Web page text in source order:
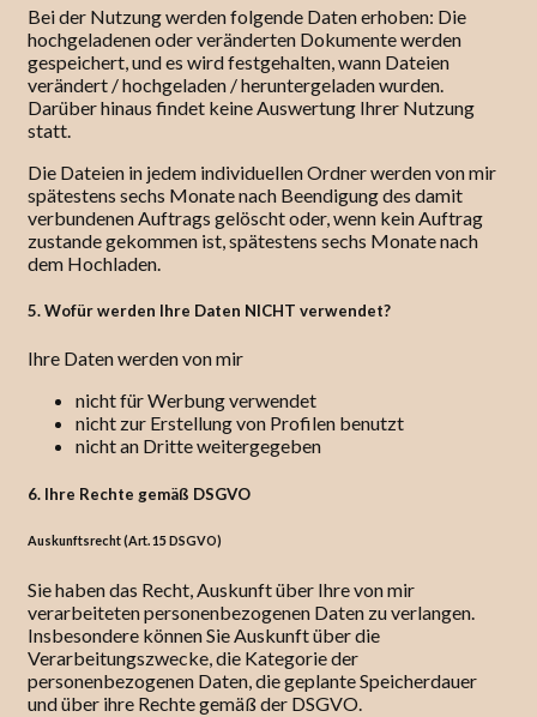
Bei der Nutzung werden folgende Daten erhoben: Die
hochgeladenen oder veränderten Dokumente werden
gespeichert, und es wird festgehalten, wann Dateien
verändert / hochgeladen / heruntergeladen wurden.
Darüber hinaus findet keine Auswertung Ihrer Nutzung
statt.
Die Dateien in jedem individuellen Ordner werden von mir
spätestens sechs Monate nach Beendigung des damit
verbundenen Auftrags gelöscht oder, wenn kein Auftrag
zustande gekommen ist, spätestens sechs Monate nach
dem Hochladen.
5. Wofür werden Ihre Daten NICHT verwendet?
Ihre Daten werden von mir
nicht für Werbung verwendet
nicht zur Erstellung von Profilen benutzt
nicht an Dritte weitergegeben
6. Ihre Rechte gemäß DSGVO
Auskunftsrecht (Art. 15 DSGVO)
Sie haben das Recht, Auskunft über Ihre von mir
verarbeiteten personenbezogenen Daten zu verlangen.
Insbesondere können Sie Auskunft über die
Verarbeitungszwecke, die Kategorie der
personenbezogenen Daten, die geplante Speicherdauer
und über ihre Rechte gemäß der DSGVO.